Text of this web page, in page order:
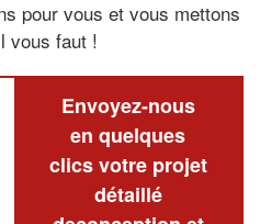
pour vous et vous mettons
vous faut !
Envoyez-nous
en quelques
clics votre projet
détaillé